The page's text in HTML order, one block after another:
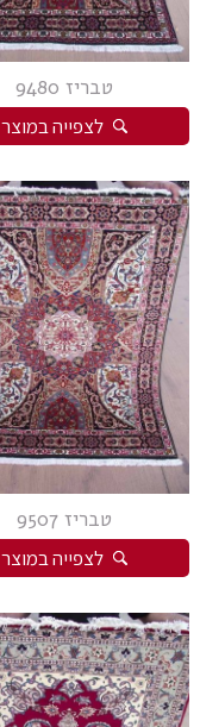
טבריז 9480
לצפייה במוצר
טבריז 9507
לצפייה במוצר